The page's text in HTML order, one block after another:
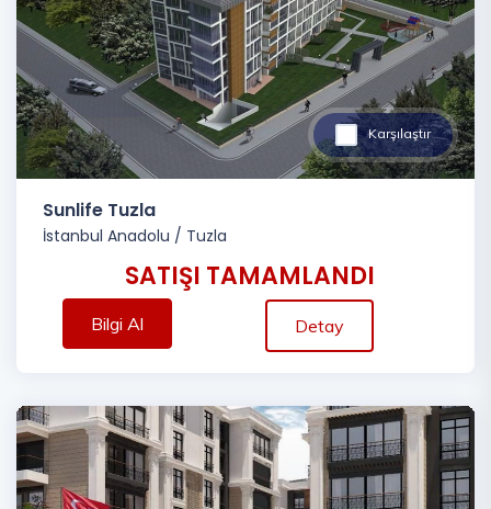
Karşılaştır
Sunlife Tuzla
İstanbul Anadolu / Tuzla
SATIŞI TAMAMLANDI
Bilgi Al Detay